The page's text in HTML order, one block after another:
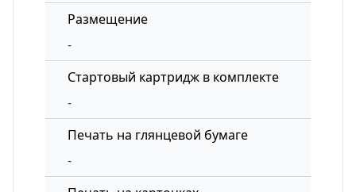
Размещение
-
Стартовый картридж в комплекте
-
Печать на глянцевой бумаге
-